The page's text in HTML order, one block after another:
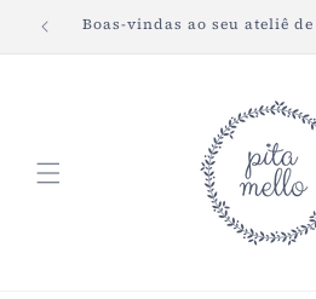
para oBoas-vindas ao seu ateliê